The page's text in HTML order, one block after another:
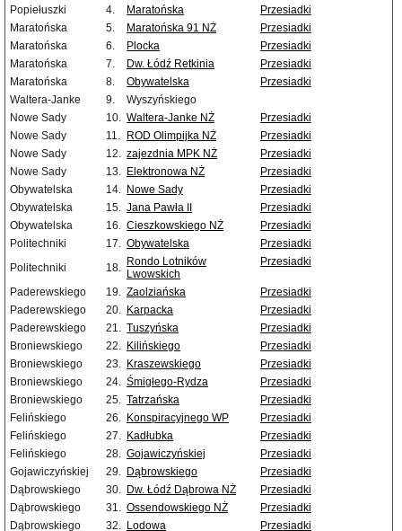
Popiełuszki
4. Maratońska
Przesiadki
Maratońska
5. Maratońska 91 NŻ
Przesiadki
Maratońska
6. Plocka
Przesiadki
Maratońska
7. Dw. Łódź Retkinia
Przesiadki
Maratońska
8. Obywatelska
Przesiadki
Waltera-Janke
9.
Wyszyńskiego
Nowe Sady
10. Waltera-Janke NŻ
Przesiadki
Nowe Sady
11. ROD Olimpijka NŻ
Przesiadki
Nowe Sady
12. zajezdnia MPK NŻ
Przesiadki
Nowe Sady
13. Elektronowa NŻ
Przesiadki
Obywatelska
14. Nowe Sady
Przesiadki
Obywatelska
15. Jana Pawła II
Przesiadki
Obywatelska
16. Cieszkowskiego NŻ
Przesiadki
Politechniki
17. Obywatelska
Przesiadki
Politechniki
18. Rondo Lotników
Lwowskich
Przesiadki
Paderewskiego 19. Zaolziańska
Przesiadki
Paderewskiego
20. Karpacka
Przesiadki
Paderewskiego
21. Tuszyńska
Przesiadki
Broniewskiego
22. Kilińskiego
Przesiadki
Broniewskiego
23. Kraszewskiego
Przesiadki
Broniewskiego
24. Śmigłego-Rydza
Przesiadki
Broniewskiego
25. Tatrzańska
Przesiadki
Felińskiego
26. Konspiracyjnego WP
Przesiadki
Felińskiego
27. Kadłubka
Przesiadki
Felińskiego
28. Gojawiczyńskiej
Przesiadki
Gojawiczyńskiej
29. Dąbrowskiego
Przesiadki
Dąbrowskiego
30. Dw. Łódź Dąbrowa NŻ
Przesiadki
Dąbrowskiego
31. Ossendowskiego NŻ
Przesiadki
Dąbrowskiego
32. Lodowa Przesiadki